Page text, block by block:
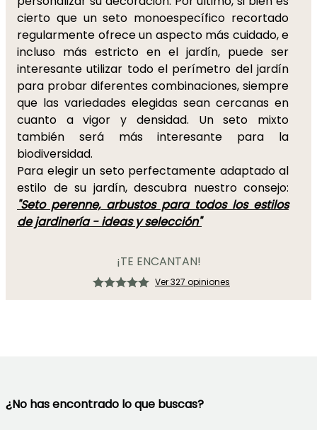
cierto que un seto monoespecífico recortado
regularmente ofrece un aspecto más cuidado, e
incluso más estricto en el jardín, puede ser
interesante utilizar todo el perímetro del jardín
para probar diferentes combinaciones, siempre
que las variedades elegidas sean cercanas en
cuanto a vigor y densidad. Un seto mixto
también será más interesante para la
biodiversidad.
Para elegir un seto perfectamente adaptado al
estilo de su jardín, descubra nuestro consejo:
"Seto perenne, arbustos para todos los estilos
de jardinería - ideas y selección"
¡TE ENCANTAN!
Ver 327 opiniones
¿No has encontrado lo que buscas?